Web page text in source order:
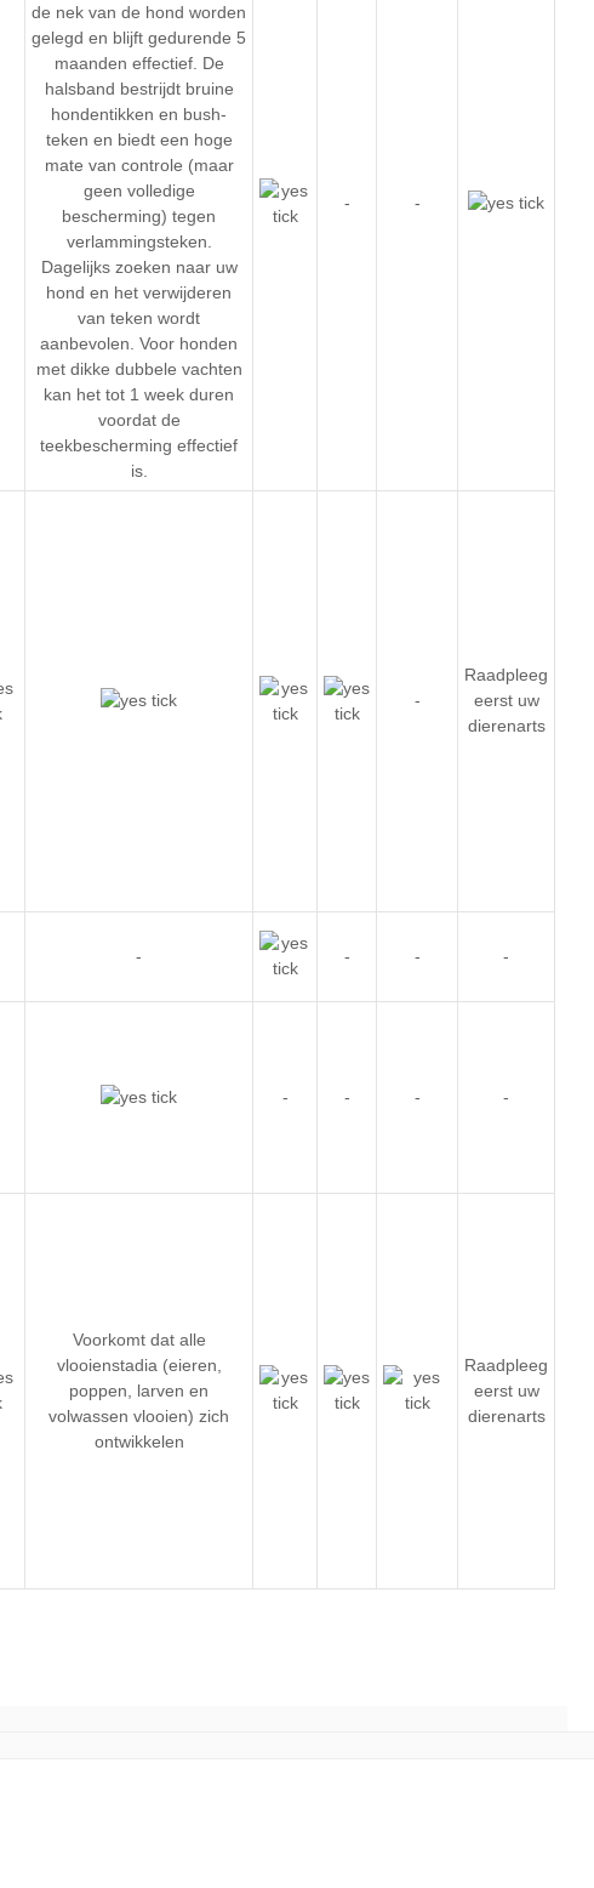
de nek van de hond worden
gelegd en blijft gedurende 5
maanden effectief. De
halsband bestrijdt bruine
hondentikken en bush-
teken en biedt een hoge
mate van controle (maar
geen volledige
bescherming) tegen
verlammingsteken.
Dagelijks zoeken naar uw
hond en het verwijderen
van teken wordt
aanbevolen. Voor honden
met dikke dubbele vachten
kan het tot 1 week duren
voordat de
teekbescherming effectief
is.
- -
-
Raadpleeg
eerst uw
dierenarts
- - - -
- - - -
Voorkomt dat alle
vlooienstadia (eieren,
poppen, larven en
volwassen vlooien) zich
ontwikkelen
Raadpleeg
eerst uw
dierenarts